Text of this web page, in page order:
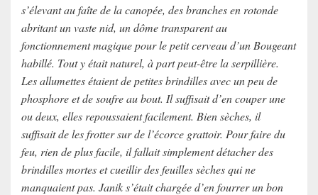
s’élevant au faîte de la canopée, des branches en rotonde
abritant un vaste nid, un dôme transparent au
fonctionnement magique pour le petit cerveau d’un Bougeant
habillé. Tout y était naturel, à part peut-être la serpillière.
Les allumettes étaient de petites brindilles avec un peu de
phosphore et de soufre au bout. Il suffisait d’en couper une
ou deux, elles repoussaient facilement. Bien sèches, il
suffisait de les frotter sur de l’écorce grattoir. Pour faire du
feu, rien de plus facile, il fallait simplement détacher des
brindilles mortes et cueillir des feuilles sèches qui ne
manquaient pas. Janik s’était chargée d’en fourrer un bon